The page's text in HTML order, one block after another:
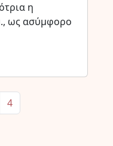
η
ως ασύμφορο
Page
4